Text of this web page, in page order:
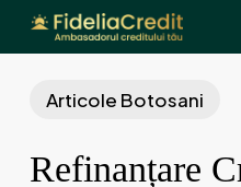
Skip
to
content
Articole Botosani
Refinanțare